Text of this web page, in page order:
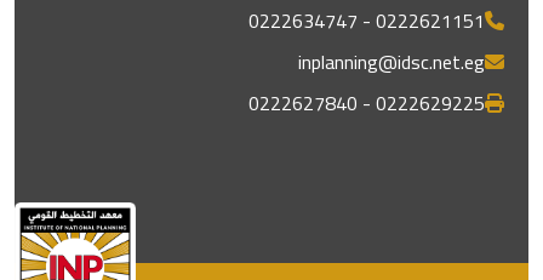
0222621151 - 0222634747
inplanning@idsc.net.eg
0222629225 - 0222627840